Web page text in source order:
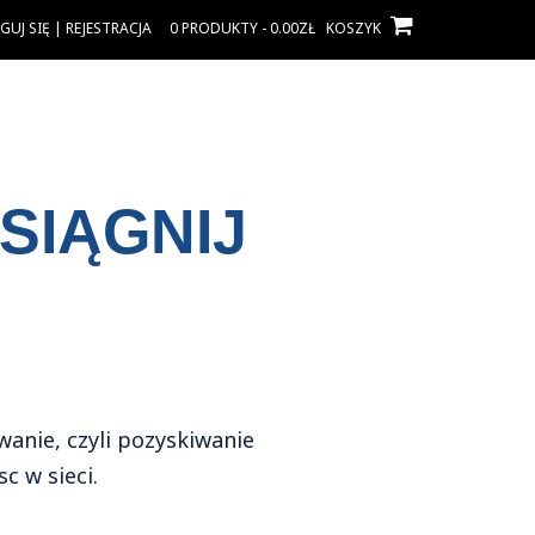
SIĘ | REJESTRACJA 0 PRODUKTY - 0.00ZŁ KOSZYK
czyli pozyskiwanie
w sieci.